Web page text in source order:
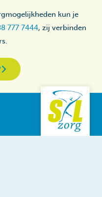
kun je
777 7444, zij verbinden